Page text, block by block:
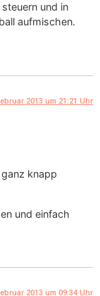
und in
aufmischen.
2013 um 21:21 Uhr
knapp
und einfach
2013 um 09:34 Uhr